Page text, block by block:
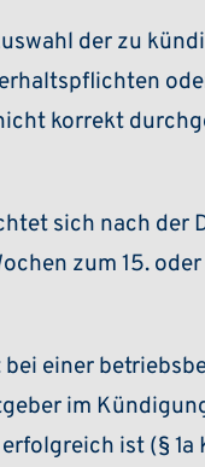
der zu
korrekt
sich nach der
zum 15.
einer
im
ist (§ 1a